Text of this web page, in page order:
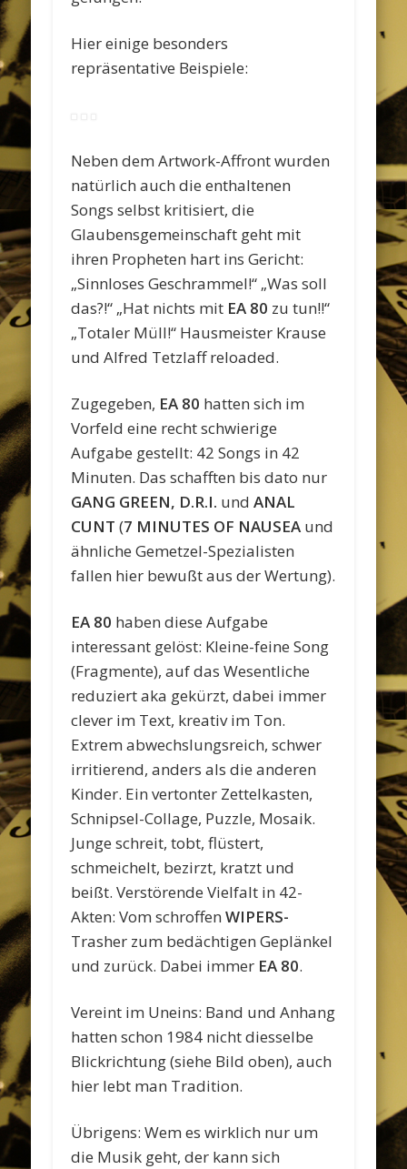
Hier einige besonders
repräsentative Beispiele:
Neben dem Artwork-Affront wurden
natürlich auch die enthaltenen
Songs selbst kritisiert, die
Glaubensgemeinschaft geht mit
ihren Propheten hart ins Gericht:
„Sinnloses Geschrammel!“ „Was soll
das?!“ „Hat nichts mit EA 80 zu tun!!“
„Totaler Müll!“ Hausmeister Krause
und Alfred Tetzlaff reloaded.
Zugegeben, EA 80 hatten sich im
Vorfeld eine recht schwierige
Aufgabe gestellt: 42 Songs in 42
Minuten. Das schafften bis dato nur
GANG GREEN, D.R.I. undANAL
CUNT (7 MINUTES OF NAUSEA und
ähnliche Gemetzel-Spezialisten
fallen hier bewußt aus der Wertung).
EA 80 haben diese Aufgabe
interessant gelöst: Kleine-feine Song
(Fragmente), auf das Wesentliche
reduziert aka gekürzt, dabei immer
clever im Text, kreativ im Ton.
Extrem abwechslungsreich, schwer
irritierend, anders als die anderen
Kinder. Ein vertonter Zettelkasten,
Schnipsel-Collage, Puzzle, Mosaik.
Junge schreit, tobt, flüstert,
schmeichelt, bezirzt, kratzt und
beißt. Verstörende Vielfalt in 42-
Akten: Vom schroffenWIPERS-
Trasher zum bedächtigen Geplänkel
und zurück. Dabei immer EA 80.
Vereint im Uneins: Band und Anhang
hatten schon 1984 nicht diesselbe
Blickrichtung (siehe Bild oben), auch
hier lebt man Tradition.
Übrigens: Wem es wirklich nur um
die Musik geht, der kann sich